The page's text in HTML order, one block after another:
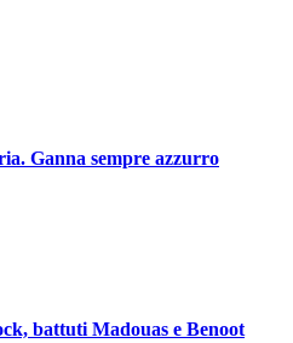
Ganna sempre azzurro
battuti Madouas e Benoot